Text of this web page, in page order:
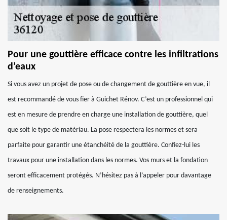
Pour une gouttière efficace contre les infiltrations
d’eaux
Si vous avez un projet de pose ou de changement de gouttière en vue, il
est recommandé de vous fier à Guichet Rénov. C’est un professionnel qui
est en mesure de prendre en charge une installation de gouttière, quel
que soit le type de matériau. La pose respectera les normes et sera
parfaite pour garantir une étanchéité de la gouttière. Confiez-lui les
travaux pour une installation dans les normes. Vos murs et la fondation
seront efficacement protégés. N’hésitez pas à l’appeler pour davantage
de renseignements.